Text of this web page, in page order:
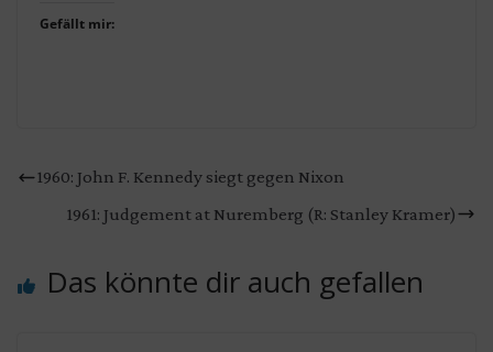
Gefällt mir:
1960: John F. Kennedy siegt gegen Nixon
1961: Judgement at Nuremberg (R: Stanley Kramer)
Das könnte dir auch gefallen